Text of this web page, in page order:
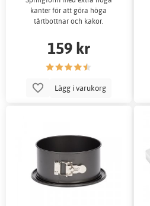
kanter för att göra höga
tårtbottnar och kakor.
159 kr
Lägg i varukorg